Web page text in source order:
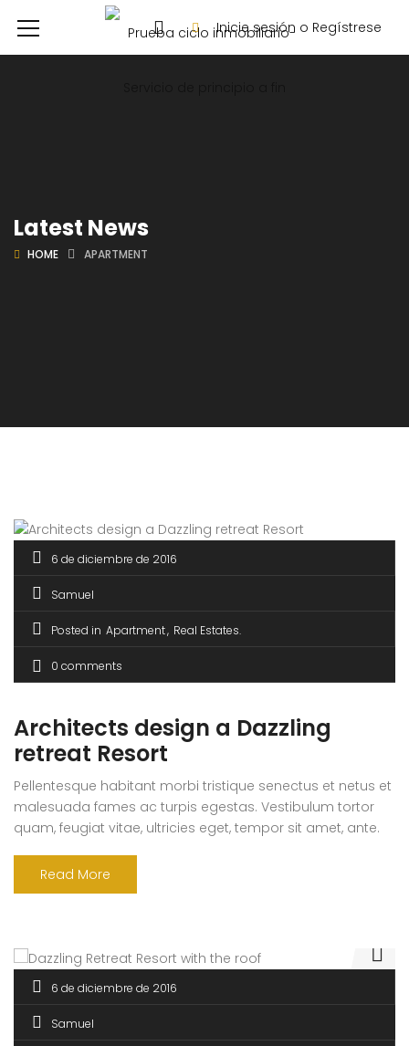
Inicie sesión o Regístrese
Latest News
HOME APARTMENT
6 de diciembre de 2016
Samuel
Posted in Apartment Real Estates
0 comments
Architects design a Dazzling
retreat Resort
Pellentesque habitant morbi tristique senectus et netus et
malesuada fames ac turpis egestas. Vestibulum tortor
quam, feugiat vitae, ultricies eget, tempor sit amet, ante.
ultricies mi vitae est. Mauris placerat eleifend leo. Quisque
sit amet est et sapien ullamcorper pharetra. Vestibulum
Read More
6 de diciembre de 2016
Samuel